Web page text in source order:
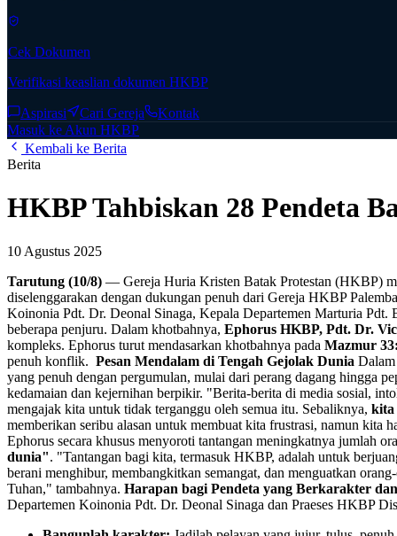
Cek Dokumen
Verifikasi keaslian dokumen HKBP
Aspirasi Cari Gereja
Kontak
Masuk ke Akun HKBP
Kembali ke Berita
Berita
HKBP Tahbiskan 28 Pendeta
10 Agustus 2025
Tarutung (10/8) — Gereja Huria Kristen Batak Protestan (HKBP)
diselenggarakan dengan dukungan penuh dari Gereja HKBP
Koinonia Pdt. Dr. Deonal Sinaga, Kepala Departemen Marturia
beberapa penjuru. Dalam khotbahnya, Ephorus HKBP, Pdt. Dr.
kompleks. Ephorus turut mendasarkan khotbahnya pada Mazmur
penuh konflik. Pesan Mendalam di Tengah Gejolak Dunia
yang penuh dengan pergumulan, mulai dari perang dagang hingga
kedamaian dan kejernihan berpikir. "Berita-berita di media sosial,
mengajak kita untuk tidak terganggu oleh semua itu. Sebaliknya, kita
memberikan seribu alasan untuk membuat kita frustrasi, namun kita
Ephorus secara khusus menyoroti tantangan meningkatnya jumlah
dunia". "Tantangan bagi kita, termasuk HKBP, adalah untuk
berani menghibur, membangkitkan semangat, dan menguatkan
Tuhan," tambahnya. Harapan bagi Pendeta yang Berkarakter
Departemen Koinonia Pdt. Dr. Deonal Sinaga dan Praeses HKBP